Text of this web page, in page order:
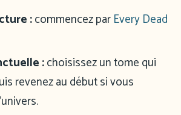
:commencez parEvery Dead
:choisissez un tome qui
revenez au début si vous